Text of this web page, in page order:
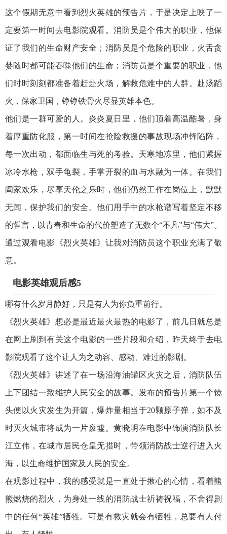
这个假期无意中看到烈火英雄的预告片，于是决定上映了一
定要第一时间去电影院观看。消防员是个伟大的职业，他保
证了我们的生命财产安全；消防员是个危险的职业，火舌贪
婪随时都可能吞噬他们的生命；消防员是个重要的职业，他
们时时刻刻都准备着赶赴火场，解救危难中的人群。赴汤蹈
火，保家卫国，铮铮铁骨火尽显英雄本色。
他们是一群可爱的人。炎炎夏日里，他们顶着高温酷暑，身
着厚重防化服，第一时间在抢险救援的事故现场冲锋陷阵，
每一次出动，都面临生与死的考验。天寒地冻里，他们紧握
冰冷水枪，双手龟裂，手掌开裂的血与水融为一体。在我们
阖家欢乐，尽享天伦之乐时，他们仍然工作在岗位上，默默
无闻，保护我们的安全。他们用手中的水枪谱写着坚定不移
的誓言，以青春和生命的代价塑造了无数个“不凡”与“伟大”。
通过观看电影《烈火英雄》让我对消防员这个职业充满了敬
意。
电影英雄观后感5
哪有什么岁月静好，只是有人为你负重前行。
《烈火英雄》想必是最近最火最热的电影了，前几日就总是
在网上刷到有关这个电影的一些片段和介绍，昨天终于去电
影院观看了这个让人为之动容、感动、难过的影剧。
《烈火英雄》讲述了在一场沿海油罐区火灾之后，消防队伍
上下团结一致维护人民安全的故事。发布的预告片第一个镜
头便以火灾发生为开篇，爆炸量相当于20颗原子弹，如不及
时灭火城市将成为一片废墟。黄晓明在电影中饰演消防队长
江立伟，在城市居民仓皇无措时，带领消防战士逆行进入火
海，以生命维护国家及人民的安全。
在观影过程中，我的感受就是一直处于揪心的心情，看着熊
熊燃烧的烈火，为身处一线的消防战士祈祷祝福，不舍得剧
中的任何“英雄”牺牲。可是有救灾就会有牺牲，总要有人付